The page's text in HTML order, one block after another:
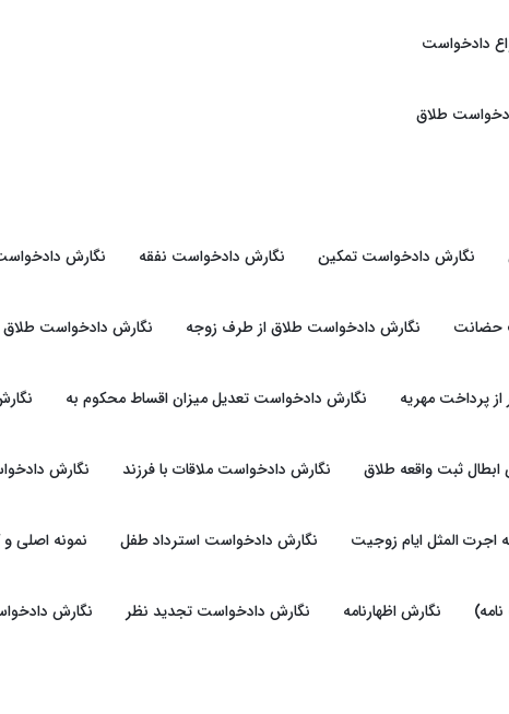
دادخواست
طلاق
نگارش دادخواست تمکین نگارش دادخواست نفقه نگارش
حضانت نگارش دادخواست طلاق از طرف زوجه نگارش دادخواست
پرداخت مهریه نگارش دادخواست تعدیل میزان اقساط محکوم به
ثبت واقعه طلاق نگارش دادخواست ملاقات با فرزند نگارش
اجرت المثل ایام زوجیت نگارش دادخواست استرداد طفل نمونه اصلی
نگارش اظهارنامه نگارش دادخواست تجدید نظر نگارش